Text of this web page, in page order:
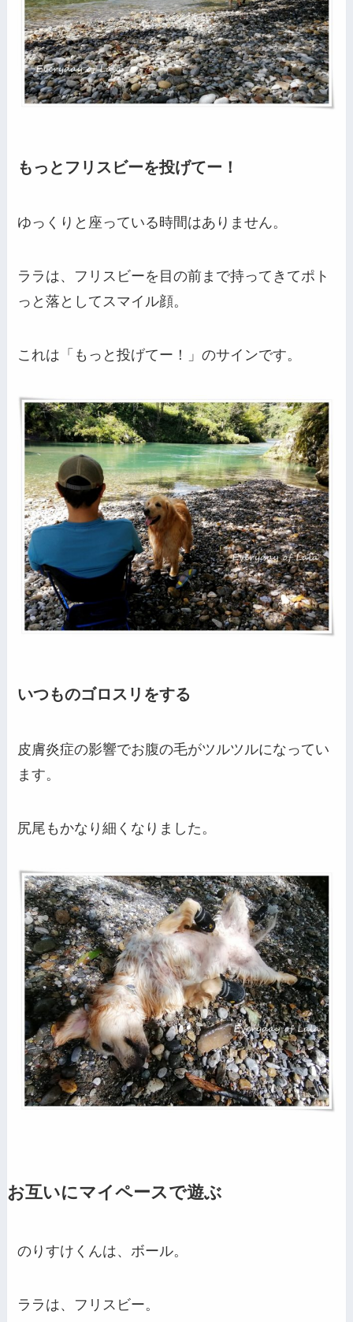
もっとフリスビーを投げてー！
ゆっくりと座っている時間はありません。
ララは、フリスビーを目の前まで持ってきてポト
っと落としてスマイル顔。
これは「もっと投げてー！」のサインです。
いつものゴロスリをする
皮膚炎症の影響でお腹の毛がツルツルになってい
ます。
尻尾もかなり細くなりました。
お互いにマイペースで遊ぶ
のりすけくんは、ボール。
ララは、フリスビー。